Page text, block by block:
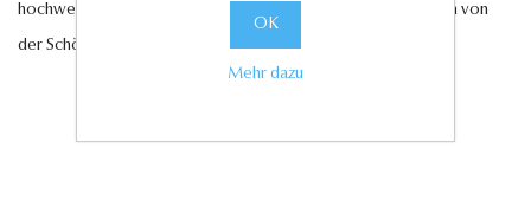
hochwertigen Edelsteinen und edlen Perlen und lassen Sie sich von
der Schönheit und Eleganz unserer Kollektionen verzaubern.
OK
Mehr dazu